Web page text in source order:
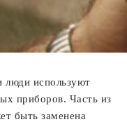
люди используют
приборов. Часть из
быть заменена